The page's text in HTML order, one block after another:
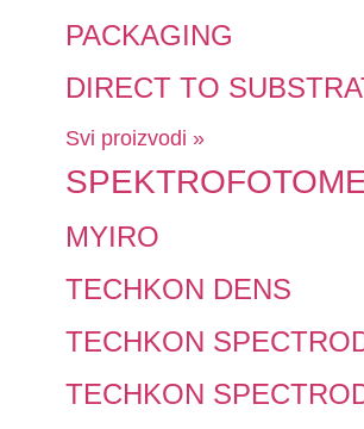
PACKAGING
DIRECT TO
Svi proizvodi »
MYIRO
TECHKON DENS
TECHKON
TECHKON